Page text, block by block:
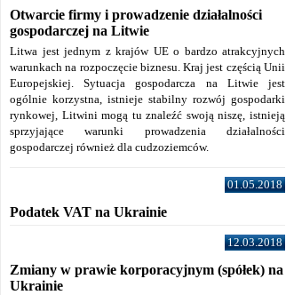
Otwarcie firmy i prowadzenie działalności
gospodarczej na Litwie
Litwa jest jednym z krajów UE o bardzo atrakcyjnych
warunkach na rozpoczęcie biznesu. Kraj jest częścią Unii
Europejskiej. Sytuacja gospodarcza na Litwie jest
ogólnie korzystna, istnieje stabilny rozwój gospodarki
rynkowej, Litwini mogą tu znaleźć swoją niszę, istnieją
sprzyjające warunki prowadzenia działalności
gospodarczej również dla cudzoziemców.
01.05.2018
Podatek VAT na Ukrainie
12.03.2018
Zmiany w prawie korporacyjnym (spółek) na
Ukrainie